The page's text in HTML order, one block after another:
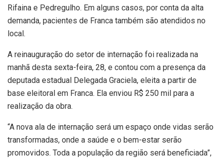
Rifaina e Pedregulho. Em alguns casos, por conta da alta
demanda, pacientes de Franca também são atendidos no
local.
A reinauguração do setor de internação foi realizada na
manhã desta sexta-feira, 28, e contou com a presença da
deputada estadual Delegada Graciela, eleita a partir de
base eleitoral em Franca. Ela enviou R$ 250 mil para a
realização da obra.
“A nova ala de internação será um espaço onde vidas serão
transformadas, onde a saúde e o bem-estar serão
promovidos. Toda a população da região será beneficiada”,